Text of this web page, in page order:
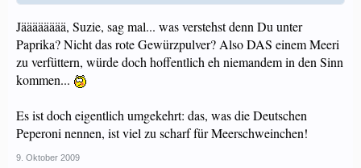
Jääääääää, Suzie, sag mal... was verstehst denn Du unter
Paprika? Nicht das rote Gewürzpulver? Also DAS einem Meeri
zu verfüttern, würde doch hoffentlich eh niemandem in den Sinn
kommen...
Es ist doch eigentlich umgekehrt: das, was die Deutschen
Peperoni nennen, ist viel zu scharf für Meerschweinchen!
9. Oktober 2009